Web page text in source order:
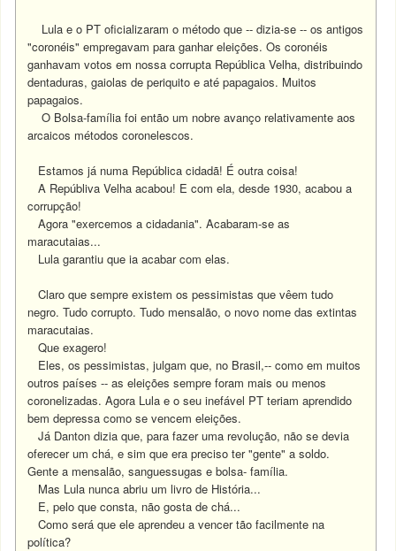
Lula e o PT oficializaram o método que -- dizia-se -- os antigos
"coronéis" empregavam para ganhar eleições. Os coronéis
ganhavam votos em nossa corrupta República Velha, distribuindo
dentaduras, gaiolas de periquito e até papagaios. Muitos
papagaios.
O Bolsa-família foi então um nobre avanço relativamente aos
arcaicos métodos coronelescos.
Estamos já numa República cidadã! É outra coisa!
A Repúbliva Velha acabou! E com ela, desde 1930, acabou a
corrupção!
Agora "exercemos a cidadania". Acabaram-se as
maracutaias...
Lula garantiu que ia acabar com elas.
Claro que sempre existem os pessimistas que vêem tudo
negro. Tudo corrupto. Tudo mensalão, o novo nome das extintas
maracutaias.
Que exagero!
Eles, os pessimistas, julgam que, no Brasil,-- como em muitos
outros países -- as eleições sempre foram mais ou menos
coronelizadas. Agora Lula e o seu inefável PT teriam aprendido
bem depressa como se vencem eleições.
Já Danton dizia que, para fazer uma revolução, não se devia
oferecer um chá, e sim que era preciso ter "gente" a soldo.
Gente a mensalão, sanguessugas e bolsa- família.
Mas Lula nunca abriu um livro de História...
E, pelo que consta, não gosta de chá...
Como será que ele aprendeu a vencer tão facilmente na
política?